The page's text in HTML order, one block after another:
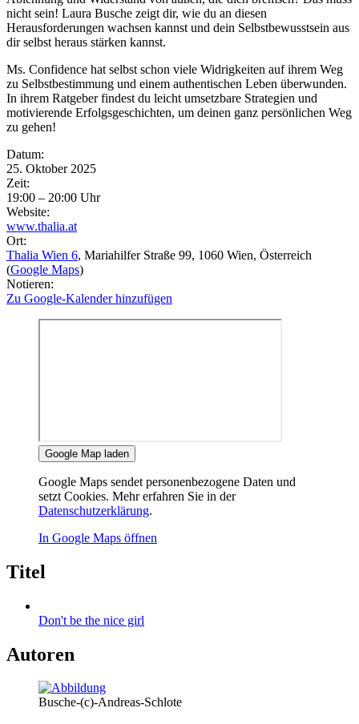
nicht sein! Laura Busche zeigt dir, wie du an diesen
Herausforderungen wachsen kannst und dein Selbstbewusstsein aus
dir selbst heraus stärken kannst.
Ms. Confidence hat selbst schon viele Widrigkeiten auf ihrem Weg
zu Selbstbestimmung und einem authentischen Leben überwunden.
In ihrem Ratgeber findest du leicht umsetzbare Strategien und
motivierende Erfolgsgeschichten, um deinen ganz persönlichen Weg
zu gehen!
Eventdetails
Datum:
25. Oktober 2025
Zeit:
19:00 – 20:00 Uhr
Website:
www.thalia.at
Ort:
Thalia Wien 6, Mariahilfer Straße 99, 1060 Wien, Österreich
(Google Maps)
Notieren:
Zu Google-Kalender hinzufügen
Google Map laden
Google Maps sendet personenbezogene Daten und
setzt Cookies. Mehr erfahren Sie in der
Datenschutzerklärung.
In Google Maps öffnen
Titel
Don't be the nice girl
Autoren
Busche-(c)-Andreas-Schlote